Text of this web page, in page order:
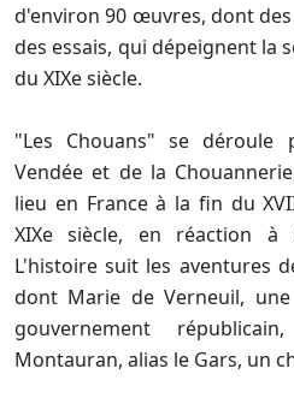
d'environ 90 œuvres, dont
des essais, qui dépeignent la
du XIXe siècle.
"Les Chouans" se déroule
Vendée et de la
lieu en France à la fin du
XIXe siècle, en réaction à
L'histoire suit les aventures
dont Marie de Verneuil,
gouvernement
Montauran, alias le Gars, un